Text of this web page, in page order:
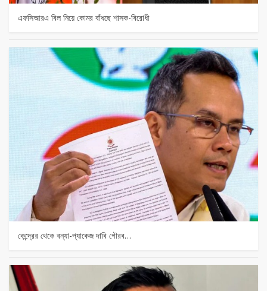
এফসিআরএ বিল নিয়ে কোমর বাঁধছে শাসক-বিরোধী
কেন্দ্রের থেকে বন্যা-প্যাকেজ দাবি গৌরব…